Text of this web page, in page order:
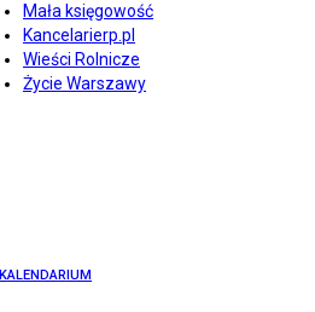
Mała księgowość
Kancelarierp.pl
Wieści Rolnicze
Życie Warszawy
KALENDARIUM